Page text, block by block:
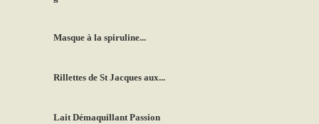
Masque à la spiruline...
Rillettes de St Jacques aux...
Lait Démaquillant Passion